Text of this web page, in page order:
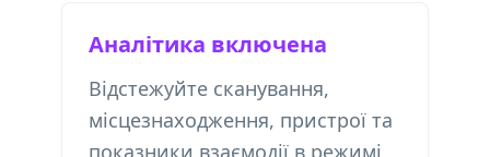
Аналітика включена
Відстежуйте сканування,
місцезнаходження, пристрої та
показники взаємодії в режимі